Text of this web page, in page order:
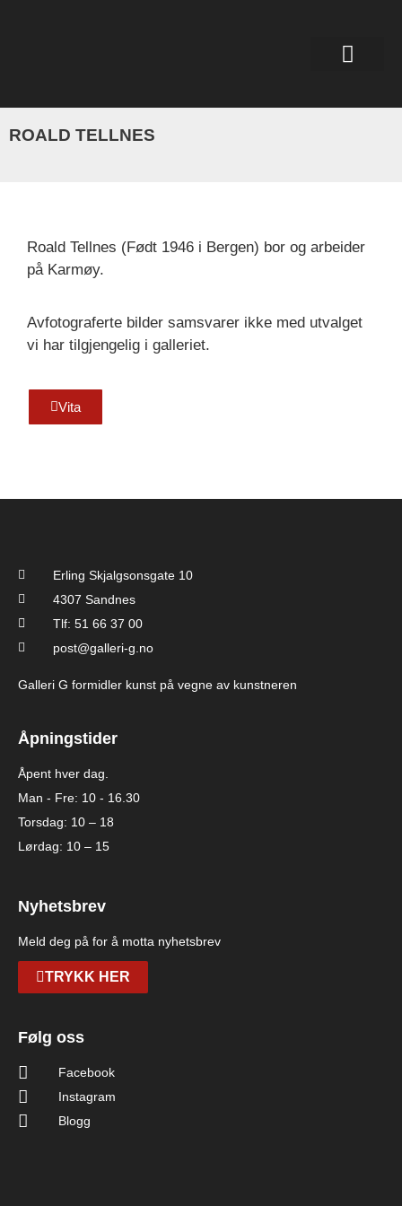
ROALD TELLNES
Roald Tellnes (Født 1946 i Bergen) bor og arbeider
på Karmøy.
Avfotograferte bilder samsvarer ikke med utvalget
vi har tilgjengelig i galleriet.
Vita
Erling Skjalgsonsgate 10
4307 Sandnes
Tlf: 51 66 37 00
post@galleri-g.no
Galleri G formidler kunst på vegne av kunstneren
Åpningstider
Åpent hver dag.
Man - Fre: 10 - 16.30
Torsdag: 10 – 18
Lørdag: 10 – 15
Nyhetsbrev
Meld deg på for å motta nyhetsbrev
TRYKK HER
Følg oss
Facebook
Instagram
Blogg